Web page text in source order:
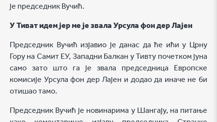
је председник Вучић.
У Тиват идем јер ме је звала Урсула фон дер Лајен
Председник Вучић изјавио је данас да ће ићи у Црну
Гору на Самит ЕУ, Западни Балкан у Тивту почетком јуна
само зато што га је звала председница Европске
комисије Урсула фон дер Лајен и додао да иначе не би
отишао тамо.
Председник Вучић је новинарима у Шангају, на питање